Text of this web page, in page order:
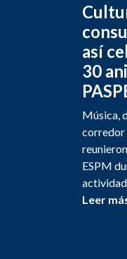
así
30
Música,
corredor
ESPM
Leer